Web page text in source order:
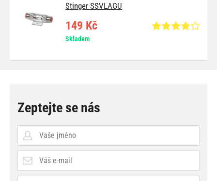
Stinger SSVLAGU
149 Kč
Skladem
Zeptejte se nás